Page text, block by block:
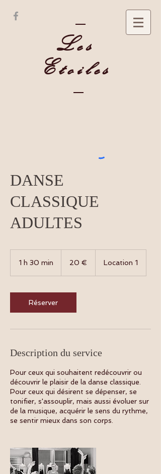
Les
Etoiles
DANSE
CLASSIQUE
ADULTES
1 h 30 min
m
i
20 € Location 1
Réserver
Description du service
Pour ceux qui souhaitent redécouvrir ou
découvrir le plaisir de la danse classique.
Pour ceux qui désirent se dépenser, se
tonifier, s'assouplir, mais aussi évoluer sur
de la musique, acquérir le sens du rythme,
se sentir mieux dans son corps.